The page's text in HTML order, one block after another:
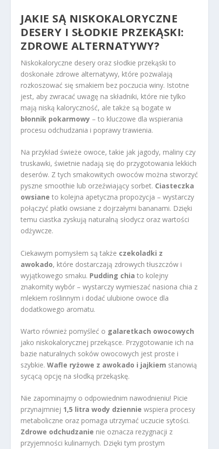
JAKIE SĄ NISKOKALORYCZNE
DESERY I SŁODKIE PRZEKĄSKI:
ZDROWE ALTERNATYWY?
Niskokaloryczne desery oraz słodkie przekąski to
doskonałe zdrowe alternatywy, które pozwalają
rozkoszować się smakiem bez poczucia winy. Istotne
jest, aby zwracać uwagę na składniki, które nie tylko
mają niską kaloryczność, ale także są bogate w
błonnik pokarmowy – to kluczowe dla wspierania
procesu odchudzania i poprawy trawienia.
Na przykład świeże owoce, takie jak jagody, maliny czy
truskawki, świetnie nadają się do przygotowania lekkich
deserów. Z tych smakowitych owoców można stworzyć
pyszne smoothie lub orzeźwiający sorbet. Ciasteczka
owsiane to kolejna apetyczna propozycja – wystarczy
połączyć płatki owsiane z dojrzałymi bananami. Dzięki
temu ciastka zyskują naturalną słodycz oraz wartości
odżywcze.
Ciekawym pomysłem są także czekoladki z
awokado, które dostarczają zdrowych tłuszczów i
wyjątkowego smaku. Pudding chia to kolejny
znakomity wybór – wystarczy wymieszać nasiona chia z
mlekiem roślinnym i dodać ulubione owoce dla
dodatkowego aromatu.
Warto również pomyśleć o galaretkach owocowych
jako niskokalorycznej przekąsce. Przygotowanie ich na
bazie naturalnych soków owocowych jest proste i
szybkie.Wafle ryżowe z awokado i jajkiem stanowią
sycącą opcję na słodką przekąskę.
Nie zapominajmy o odpowiednim nawodnieniu! Picie
przynajmniej 1,5 litra wody dziennie wspiera procesy
metaboliczne oraz pomaga utrzymać uczucie sytości.
Zdrowe odchudzanie nie oznacza rezygnacji z
przyjemności kulinarnych. Dzięki tym prostym